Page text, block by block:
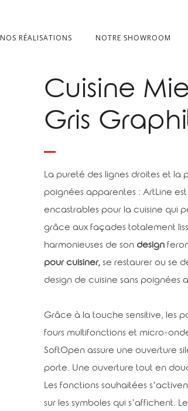
NOS RÉALISATIONS NOTRE SHOWROOM
Cuisine
Gris
La pureté des lignes droites et la
poignées apparentes : ArtLine
encastrables pour la cuisine qui
grâce aux façades totalement
harmonieuses de son design
pour cuisiner,se restaurer ou se
design de cuisine sans poignées
Grâce à la touche sensitive, les
fours multifonctions et micro-
SoftOpen assure une ouverture
porte. Une ouverture tout en
Les fonctions souhaitées
sur les symboles qui s’affichent.